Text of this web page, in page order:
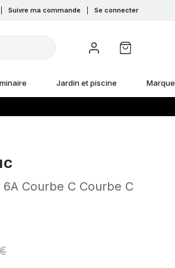
Suivre ma commande Se connecter
Jardin et piscine
Courbe C Courbe C